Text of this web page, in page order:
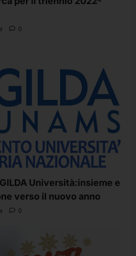
0
Università:insieme e
verso il nuovo anno
0